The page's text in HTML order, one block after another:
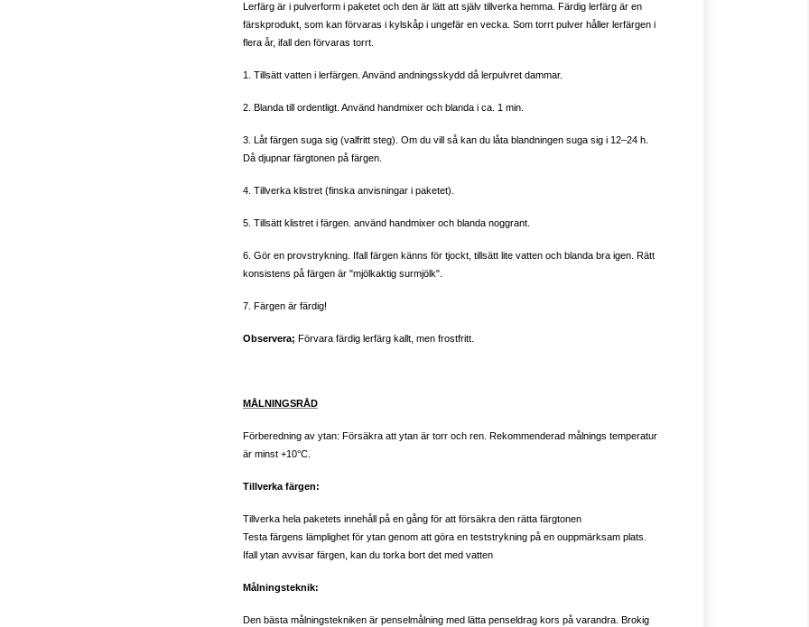
Lerfärg är i pulverform i paketet och den är lätt att själv tillverka hemma. Färdig lerfärg är en
färskprodukt, som kan förvaras i kylskåp i ungefär en vecka. Som torrt pulver håller lerfärgen i
flera år, ifall den förvaras torrt.
1. Tillsätt vatten i lerfärgen. Använd andningsskydd då lerpulvret dammar.
2. Blanda till ordentligt. Använd handmixer och blanda i ca. 1 min.
3. Låt färgen suga sig (valfritt steg). Om du vill så kan du låta blandningen suga sig i 12–24 h.
Då djupnar färgtonen på färgen.
4. Tillverka klistret (finska anvisningar i paketet).
5. Tillsätt klistret i färgen. använd handmixer och blanda noggrant.
6. Gör en provstrykning. Ifall färgen känns för tjockt, tillsätt lite vatten och blanda bra igen. Rätt
konsistens på färgen är "mjölkaktig surmjölk".
7. Färgen är färdig!
Observera; Förvara färdig lerfärg kallt, men frostfritt.
MÅLNINGSRÅD
Förberedning av ytan: Försäkra att ytan är torr och ren. Rekommenderad målnings temperatur
är minst +10°C.
Tillverka färgen:
Tillverka hela paketets innehåll på en gång för att försäkra den rätta färgtonen
Testa färgens lämplighet för ytan genom att göra en teststrykning på en ouppmärksam plats.
Ifall ytan avvisar färgen, kan du torka bort det med vatten
Målningsteknik:
Den bästa målningstekniken är penselmålning med lätta penseldrag kors på varandra.
Brokig